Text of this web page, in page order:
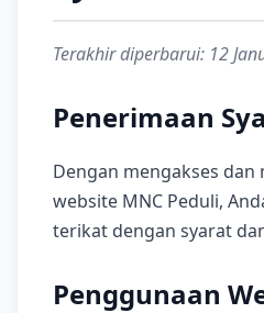
Terakhir diperbarui: 12
Penerimaan
Dengan mengakses dan
website MNC Peduli,
terikat dengan syarat
Penggunaan